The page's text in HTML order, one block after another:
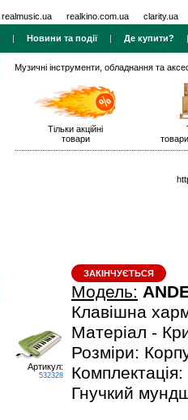
realmusic.ua realkino.com.ua clarity.ua
| Новини та події| Де купити?
Музичні інструменти, обладнання та
Тільки акційні
товари
Артикул:
532328
ЗАКІНЧУЄТЬСЯ
Модель:
Клавішна
Матеріал -
Розміри:
Гнучкий